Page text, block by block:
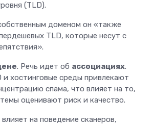
(TLD).
доменом он «также
TLD, которые несут с
. Речь идет об ассоциациях.
и хостинговые среды привлекают
спама, что влияет на то,
оценивают риск и качество.
на поведение сканеров,